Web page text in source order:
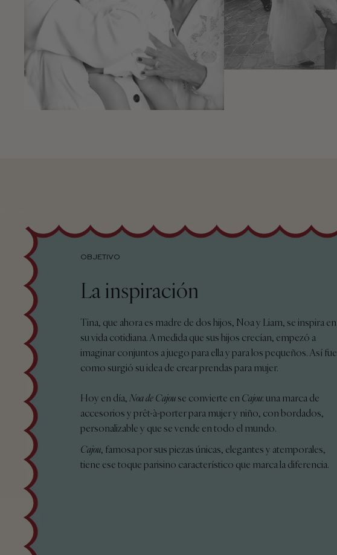
OBJETIVO
La inspiración
Tina, que ahora es madre de dos hijos, Noa y Liam, se inspira en
su vida cotidiana. A medida que sus hijos crecían, empezó a
imaginar conjuntos a juego para ella y para los pequeños. Así fue
como surgió su idea de crear prendas para mujer.
Hoy en día, Noa de Cajouse convierte en Cajou: una marca de
accesorios y prêt-à-porter para mujer y niño, con bordados,
personalizable y que se vende en todo el mundo.
Cajou, famosa por sus piezas únicas, elegantes y atemporales,
tiene ese toque parisino característico que marca la diferencia.